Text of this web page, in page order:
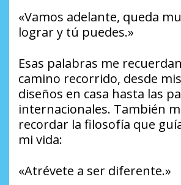
«Vamos adelante, queda
lograr y tú puedes.»
Esas palabras me
camino recorrido, desde
diseños en casa hasta las
internacionales. También
recordar la filosofía que
mi vida:
«Atrévete a ser diferente.»